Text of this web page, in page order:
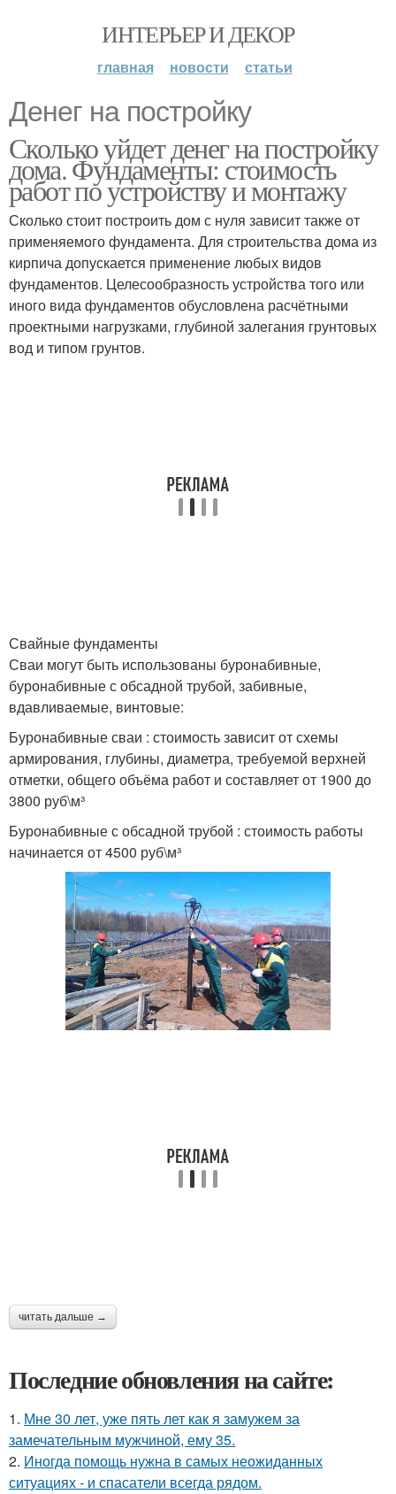
ИНТЕРЬЕР И ДЕКОР
главная новости статьи
Денег на постройку
Сколько уйдет денег на постройку
дома. Фундаменты: стоимость
работ по устройству и монтажу
Сколько стоит построить дом с нуля зависит также от
применяемого фундамента. Для строительства дома из
кирпича допускается применение любых видов
фундаментов. Целесообразность устройства того или
иного вида фундаментов обусловлена расчётными
проектными нагрузками, глубиной залегания грунтовых
вод и типом грунтов.
Свайные фундаменты
Сваи могут быть использованы буронабивные,
буронабивные с обсадной трубой, забивные,
вдавливаемые, винтовые:
Буронабивные сваи : стоимость зависит от схемы
армирования, глубины, диаметра, требуемой верхней
отметки, общего объёма работ и составляет от 1900 до
3800 руб\м³
Буронабивные с обсадной трубой : стоимость работы
начинается от 4500 руб\м³
читать дальше →
Последние обновления на сайте:
1. Мне 30 лет, уже пять лет как я замужем за
замечательным мужчиной, ему 35.
2. Иногда помощь нужна в самых неожиданных
ситуациях - и спасатели всегда рядом.